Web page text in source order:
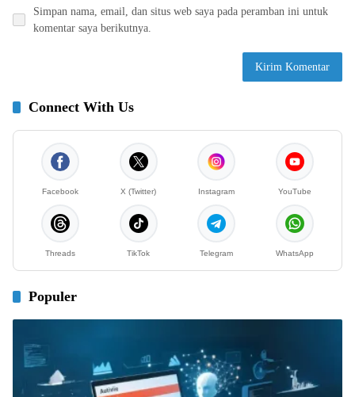
Simpan nama, email, dan situs web saya pada peramban ini untuk
komentar saya berikutnya.
Connect With Us
Facebook X (Twitter) Instagram YouTube
Threads TikTok Telegram WhatsApp
Populer